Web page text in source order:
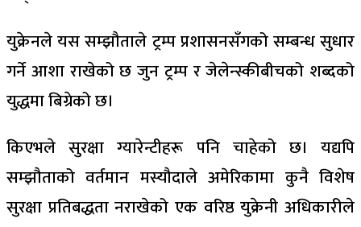
युक्रेनले यस सम्झौताले ट्रम्प प्रशासनसँगको सम्बन्ध सुधार
गर्ने आशा राखेको छ जुन ट्रम्प र जेलेन्स्कीबीचको शब्दको
युद्धमा बिग्रेको छ।
किएभले सुरक्षा ग्यारेन्टीहरू पनि चाहेको छ। यद्यपि
सम्झौताको वर्तमान मस्यौदाले अमेरिकामा कुनै विशेष
सुरक्षा प्रतिबद्धता नराखेको एक वरिष्ठ युक्रेनी अधिकारीले